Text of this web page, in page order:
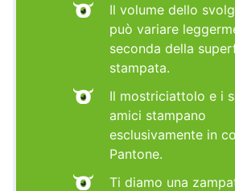
Il volume dello
può variare
seconda della
stampata.
Il mostriciattolo e i
amici stampano
esclusivamente in
Pantone.
Ti diamo una